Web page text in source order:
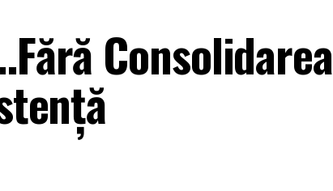
Consolidarea